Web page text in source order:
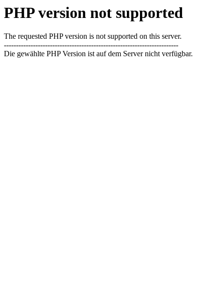
PHP version not supported
The requested PHP version is not supported on this server.
------------------------------------------------------------------------
Die gewählte PHP Version ist auf dem Server nicht verfügbar.